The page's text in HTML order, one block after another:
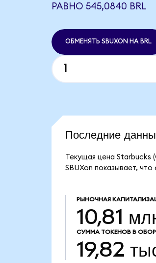
РАВНО 545,0840 BRL
ОБМЕНЯТЬ SBUXON НА BRL
Последние
Текущая цена Starbucks
SBUXon показывает,
РЫНОЧНАЯ
10,81
СУММА ТОКЕНОВ В
19,82